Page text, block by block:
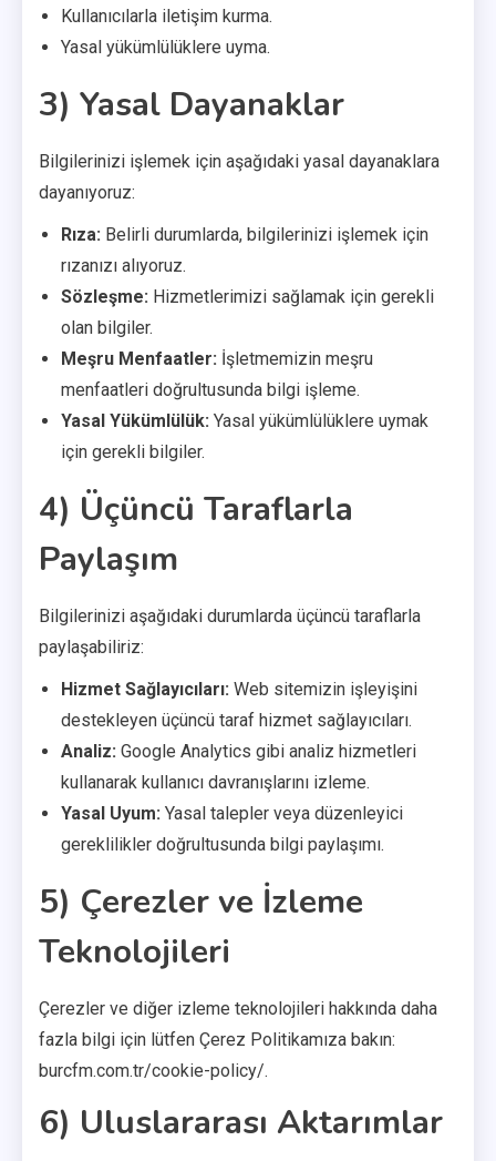
Kullanıcılarla iletişim kurma.
Yasal yükümlülüklere uyma.
3) Yasal Dayanaklar
Bilgilerinizi işlemek için aşağıdaki yasal dayanaklara
dayanıyoruz:
Rıza: Belirli durumlarda, bilgilerinizi işlemek için
rızanızı alıyoruz.
Sözleşme: Hizmetlerimizi sağlamak için gerekli
olan bilgiler.
Meşru Menfaatler: İşletmemizin meşru
menfaatleri doğrultusunda bilgi işleme.
Yasal Yükümlülük: Yasal yükümlülüklere uymak
için gerekli bilgiler.
4) Üçüncü Taraflarla
Paylaşım
Bilgilerinizi aşağıdaki durumlarda üçüncü taraflarla
paylaşabiliriz:
Hizmet Sağlayıcıları: Web sitemizin işleyişini
destekleyen üçüncü taraf hizmet sağlayıcıları.
Analiz: Google Analytics gibi analiz hizmetleri
kullanarak kullanıcı davranışlarını izleme.
Yasal Uyum: Yasal talepler veya düzenleyici
gereklilikler doğrultusunda bilgi paylaşımı.
5) Çerezler ve İzleme
Teknolojileri
Çerezler ve diğer izleme teknolojileri hakkında daha
fazla bilgi için lütfen Çerez Politikamıza bakın:
burcfm.com.tr/cookie-policy/.
6) Uluslararası Aktarımlar